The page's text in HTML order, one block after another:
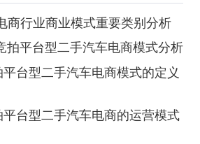
商行业商业模式重要类别分析
拍平台型二手汽车电商模式分析
台型二手汽车电商模式的定义
台型二手汽车电商的运营模式